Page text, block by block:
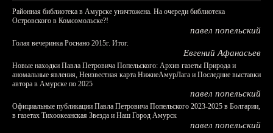
Районная библиотека в Амурске уничтожена. На очереди библиотека
Островского в Комсомольске?!
павел попельский
Голая вечеринка Роснано 2015г. Итог.
Евгений Афанасьев
Новые находки Павла Петровича Попельского: Архив газеты Природа и
аномальные явления, Неизвестная карта НижнеАмурЛага и Последние выставки
автора в Амурске по 2025
павел попельский
Официальные публикации Павла Петровича Попельского 2023-2025 в Болгарии,
в газетах Тихоокеанская Звезда и Наш Город Амурск
павел попельский